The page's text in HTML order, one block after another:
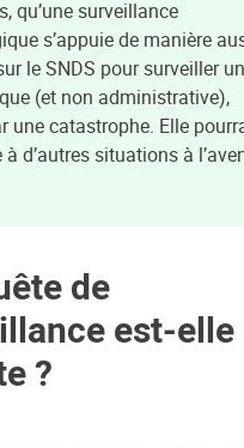
qu’une surveillance
s’appuie de manière
le SNDS pour surveiller
(et non administrative),
une catastrophe. Elle
d’autres situations à
de
est-elle
?